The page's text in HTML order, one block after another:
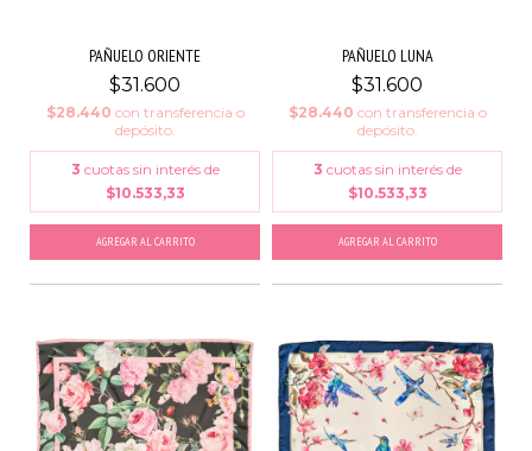
PAÑUELO ORIENTE
$31.600
$28.440 con transferencia o
depósito.
3 cuotas sin interés de
$10.533,33
AGREGAR AL CARRITO
PAÑUELO LUNA
$31.600
$28.440 con transferencia o
depósito.
3 cuotas sin interés de
$10.533,33
AGREGAR AL CARRITO